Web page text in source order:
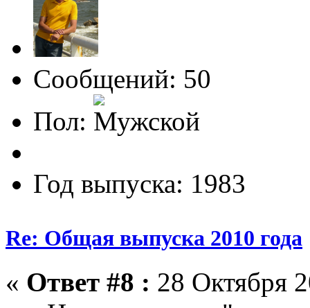
Сообщений: 50
Пол:
Год выпуска: 1983
Re: Общая выпуска 2010 года
« Ответ #8 : 28 Октября